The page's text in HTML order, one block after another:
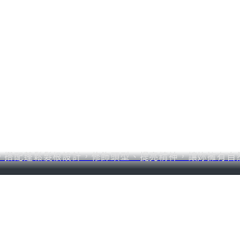
配蓬鬆髮根設計，修飾頭型、提亮精神，讓妳擁有